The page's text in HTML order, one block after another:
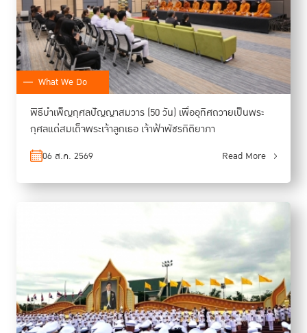
What We Do
พิธีบำเพ็ญกุศลปัญญาสมวาร (50 วัน) เพื่ออุทิศถวายเป็นพระ
กุศลแด่สมเด็จพระเจ้าลูกเธอ เจ้าฟ้าพัชรกิติยาภา
06 ส.ค. 2569 Read More